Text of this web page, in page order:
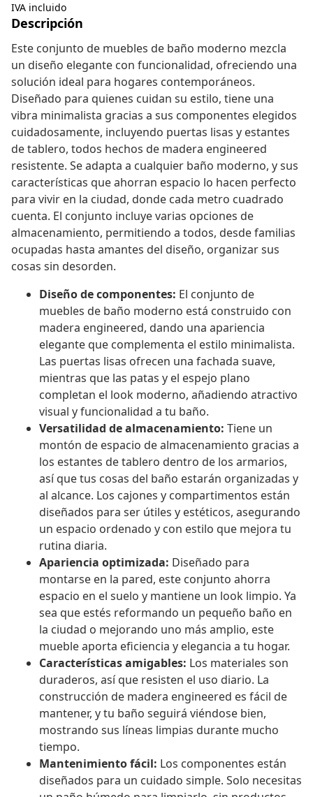
IVA incluido
Descripción
Este conjunto de muebles de baño moderno mezcla
un diseño elegante con funcionalidad, ofreciendo una
solución ideal para hogares contemporáneos.
Diseñado para quienes cuidan su estilo, tiene una
vibra minimalista gracias a sus componentes elegidos
cuidadosamente, incluyendo puertas lisas y estantes
de tablero, todos hechos de madera engineered
resistente. Se adapta a cualquier baño moderno, y sus
características que ahorran espacio lo hacen perfecto
para vivir en la ciudad, donde cada metro cuadrado
cuenta. El conjunto incluye varias opciones de
almacenamiento, permitiendo a todos, desde familias
ocupadas hasta amantes del diseño, organizar sus
cosas sin desorden.
Diseño de componentes: El conjunto de
muebles de baño moderno está construido con
madera engineered, dando una apariencia
elegante que complementa el estilo minimalista.
Las puertas lisas ofrecen una fachada suave,
mientras que las patas y el espejo plano
completan el look moderno, añadiendo atractivo
visual y funcionalidad a tu baño.
Versatilidad de almacenamiento: Tiene un
montón de espacio de almacenamiento gracias a
los estantes de tablero dentro de los armarios,
así que tus cosas del baño estarán organizadas y
al alcance. Los cajones y compartimentos están
diseñados para ser útiles y estéticos, asegurando
un espacio ordenado y con estilo que mejora tu
rutina diaria.
Apariencia optimizada: Diseñado para
montarse en la pared, este conjunto ahorra
espacio en el suelo y mantiene un look limpio. Ya
sea que estés reformando un pequeño baño en
la ciudad o mejorando uno más amplio, este
mueble aporta eficiencia y elegancia a tu hogar.
Características amigables: Los materiales son
duraderos, así que resisten el uso diario. La
construcción de madera engineered es fácil de
mantener, y tu baño seguirá viéndose bien,
mostrando sus líneas limpias durante mucho
tiempo.
Mantenimiento fácil: Los componentes están
diseñados para un cuidado simple. Solo necesitas